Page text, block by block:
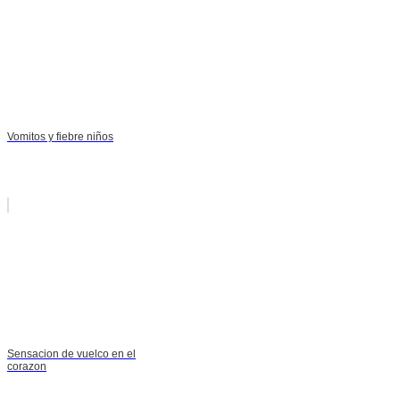
Vomitos y fiebre niños
Sensacion de vuelco en el
corazon